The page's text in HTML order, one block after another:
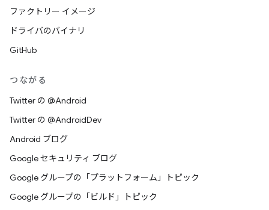
ファクトリー イメージ
ドライバのバイナリ
GitHub
つながる
Twitter の @Android
Twitter の @AndroidDev
Android ブログ
Google セキュリティ ブログ
Google グループの「プラットフォーム」トピック
Google グループの「ビルド」トピック